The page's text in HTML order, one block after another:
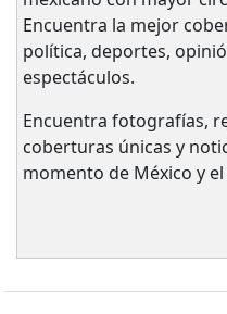
Encuentra la mejor
política, deportes,
espectáculos.
Encuentra fotografías,
coberturas únicas y
momento de México y